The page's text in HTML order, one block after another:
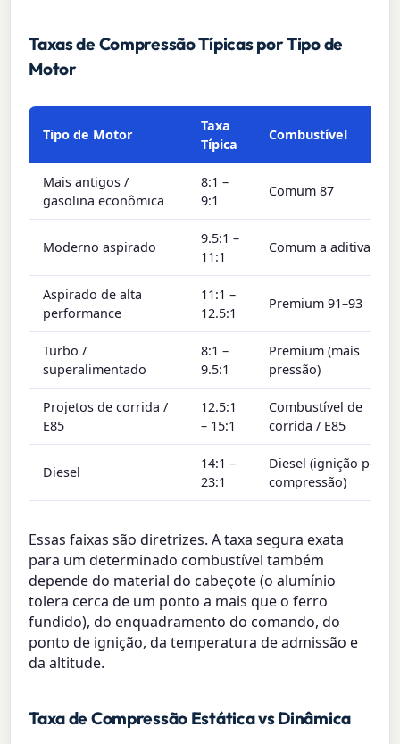
Taxas de Compressão Típicas por Tipo de
Motor
Tipo de Motor
Taxa
Típica
Combustível
Mais antigos /
gasolina econômica
8:1 –
9:1
Comum 87
Moderno aspirado
9.5:1 –
11:1
Comum a aditivada
Aspirado de alta
performance
11:1 –
12.5:1
Premium 91–93
Turbo /
superalimentado
8:1 –
9.5:1
Premium (mais
pressão)
Projetos de corrida /
E85
12.5:1
– 15:1
Combustível de
corrida / E85
Diesel
14:1 –
23:1
Diesel (ignição por
compressão)
Essas faixas são diretrizes. A taxa segura exata
para um determinado combustível também
depende do material do cabeçote (o alumínio
tolera cerca de um ponto a mais que o ferro
fundido), do enquadramento do comando, do
ponto de ignição, da temperatura de admissão e
da altitude.
Taxa de Compressão Estática vs Dinâmica